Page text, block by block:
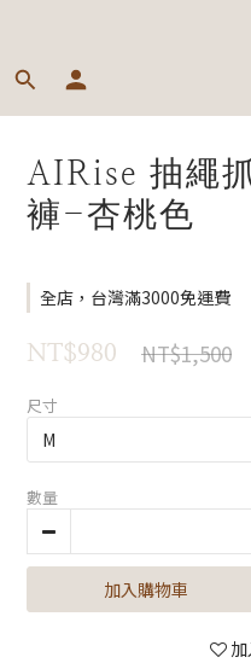
AIRise 抽繩
褲-杏桃色
全店，台灣滿3000免運費
NT$980 NT$1,500
尺寸
數量
加入購物車